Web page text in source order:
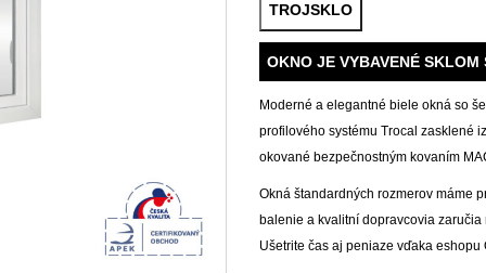
TROJSKLO
OKNO JE VYBAVENÉ
Moderné a elegantné biele okná so
profilového systému Trocal zasklené
okované bezpečnostným kovaním
Okná štandardných rozmerov máme
balenie a kvalitní dopravcovia
Ušetrite čas aj peniaze vďaka eshopu